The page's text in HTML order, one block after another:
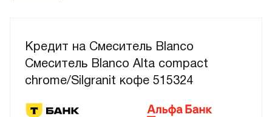
Кредит на Смеситель Blanco
Смеситель Blanco Alta compact
chrome/Silgranit кофе 515324